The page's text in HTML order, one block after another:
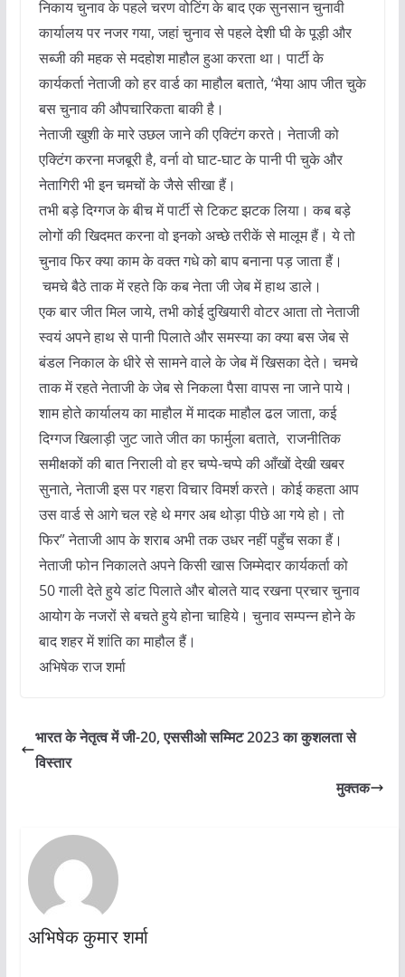
निकाय चुनाव के पहले चरण वोटिंग के बाद एक सुनसान चुनावी
कार्यालय पर नजर गया, जहां चुनाव से पहले देशी घी के पूड़ी और
सब्जी की महक से मदहोश माहौल हुआ करता था। पार्टी के
कार्यकर्ता नेताजी को हर वार्ड का माहौल बताते, ‘भैया आप जीत चुके
बस चुनाव की औपचारिकता बाकी है।
नेताजी खुशी के मारे उछल जाने की एक्टिंग करते। नेताजी को
एक्टिंग करना मजबूरी है, वर्ना वो घाट-घाट के पानी पी चुके और
नेतागिरी भी इन चमचों के जैसे सीखा हैं।
तभी बड़े दिग्गज के बीच में पार्टी से टिकट झटक लिया। कब बड़े
लोगों की खिदमत करना वो इनको अच्छे तरीकें से मालूम हैं। ये तो
चुनाव फिर क्या काम के वक्त गधे को बाप बनाना पड़ जाता हैं।
चमचे बैठे ताक में रहते कि कब नेता जी जेब में हाथ डाले।
एक बार जीत मिल जाये, तभी कोई दुखियारी वोटर आता तो नेताजी
स्वयं अपने हाथ से पानी पिलाते और समस्या का क्या बस जेब से
बंडल निकाल के धीरे से सामने वाले के जेब में खिसका देते। चमचे
ताक में रहते नेताजी के जेब से निकला पैसा वापस ना जाने पाये।
शाम होते कार्यालय का माहौल में मादक माहौल ढल जाता, कई
दिग्गज खिलाड़ी जुट जाते जीत का फार्मुला बताते, राजनीतिक
समीक्षकों की बात निराली वो हर चप्पे-चप्पे की आँखों देखी खबर
सुनाते, नेताजी इस पर गहरा विचार विमर्श करते। कोई कहता आप
उस वार्ड से आगे चल रहे थे मगर अब थोड़ा पीछे आ गये हो। तो
फिर” नेताजी आप के शराब अभी तक उधर नहीं पहुँच सका हैं।
नेताजी फोन निकालते अपने किसी खास जिम्मेदार कार्यकर्ता को
50 गाली देते हुये डांट पिलाते और बोलते याद रखना प्रचार चुनाव
आयोग के नजरों से बचते हुये होना चाहिये। चुनाव सम्पन्न होने के
बाद शहर में शांति का माहौल हैं।
अभिषेक राज शर्मा
भारत के नेतृत्व में जी-20, एससीओ सम्मिट 2023 का कुशलता से
विस्तार
मुक्तक
अभिषेक कुमार शर्मा